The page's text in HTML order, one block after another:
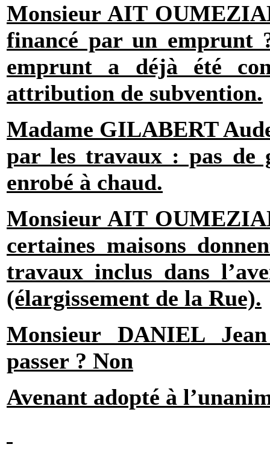
Monsieur AIT
financé par un emprunt
emprunt a déjà été
attribution de subvention.
Madame GILABERT
par les travaux : pas de
enrobé à chaud.
Monsieur AIT
certaines maisons
travaux inclus dans
(élargissement de la Rue).
Monsieur DANIEL
passer ? Non
Avenant adopté à